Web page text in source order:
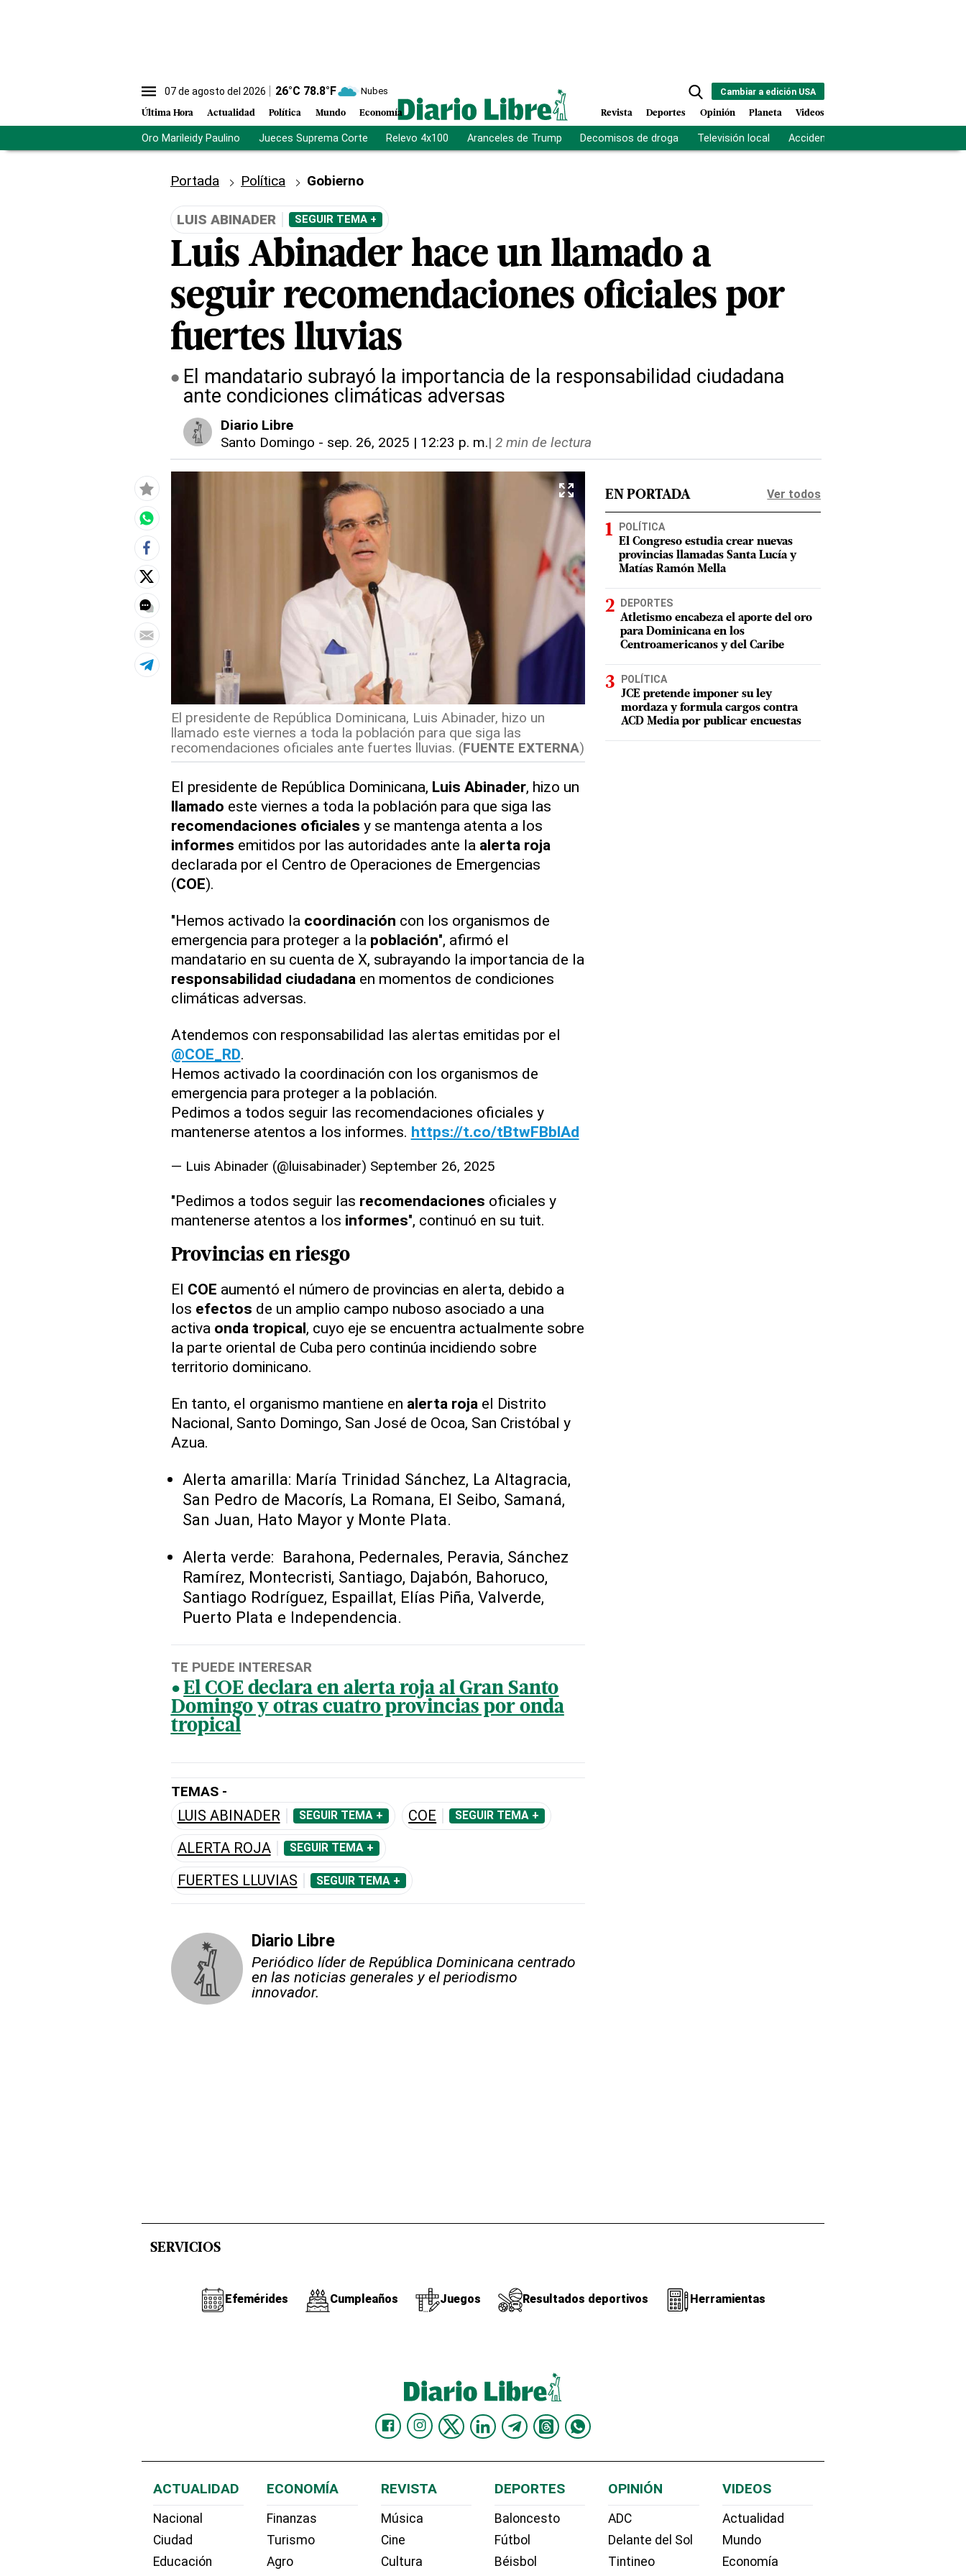
07 de agosto del 2026 26°C 78.8°F Nubes
Última Hora Actualidad Política Mundo Economía
Cambiar a edición USA
Revista Deportes Opinión Planeta Videos
Oro Marileidy Paulino Jueces Suprema Corte Relevo 4x100 Aranceles de Trump Decomisos de droga Televisión local Accidente Los Ríos
Portada Política Gobierno
LUIS ABINADER SEGUIR TEMA +
Luis Abinader hace un llamado a
seguir recomendaciones oficiales por
fuertes lluvias
El mandatario subrayó la importancia de la responsabilidad ciudadana
ante condiciones climáticas adversas
Diario Libre
Santo Domingo - sep. 26, 2025 | 12:23 p. m.| 2 min de lectura
El presidente de República Dominicana, Luis Abinader, hizo un
llamado este viernes a toda la población para que siga las
recomendaciones oficiales ante fuertes lluvias. (FUENTE EXTERNA)
El presidente de República Dominicana, Luis Abinader, hizo un
llamado este viernes a toda la población para que siga las
recomendaciones oficiales y se mantenga atenta a los
informes emitidos por las autoridades ante la alerta roja
declarada por el Centro de Operaciones de Emergencias
(COE).
"Hemos activado lacoordinación con los organismos de
emergencia para proteger a la población", afirmó el
mandatario en su cuenta de X, subrayando la importancia de la
responsabilidad ciudadanaen momentos de condiciones
climáticas adversas.
Atendemos con responsabilidad las alertas emitidas por el
@COE_RD.
Hemos activado la coordinación con los organismos de
emergencia para proteger a la población.
Pedimos a todos seguir las recomendaciones oficiales y
mantenerse atentos a los informes. https://t.co/tBtwFBblAd
— Luis Abinader (@luisabinader) September 26, 2025
"Pedimos a todos seguir las recomendaciones oficiales y
mantenerse atentos a los informes", continuó en su tuit.
Provincias en riesgo
El COE aumentó el número de provincias en alerta, debido a
los efectos de un amplio campo nuboso asociado a una
activa onda tropical, cuyo eje se encuentra actualmente sobre
la parte oriental de Cuba pero continúa incidiendo sobre
territorio dominicano.
En tanto, el organismo mantiene en alerta rojael Distrito
Nacional, Santo Domingo, San José de Ocoa, San Cristóbal y
Azua.
Alerta amarilla: María Trinidad Sánchez, La Altagracia,
San Pedro de Macorís, La Romana, El Seibo, Samaná,
San Juan, Hato Mayor y Monte Plata.
Alerta verde: Barahona, Pedernales, Peravia, Sánchez
Ramírez, Montecristi, Santiago, Dajabón, Bahoruco,
Santiago Rodríguez, Espaillat, Elías Piña, Valverde,
Puerto Plata e Independencia.
TE PUEDE INTERESAR
El COE declara en alerta roja al Gran Santo
Domingo y otras cuatro provincias por onda
tropical
TEMAS -
LUIS ABINADER SEGUIR TEMA + COE SEGUIR TEMA +
ALERTA ROJA SEGUIR TEMA +
FUERTES LLUVIAS SEGUIR TEMA +
Diario Libre
Periódico líder de República Dominicana centrado
en las noticias generales y el periodismo
innovador.
EN PORTADA Ver todos
POLÍTICA
El Congreso estudia crear nuevas
provincias llamadas Santa Lucía y
Matías Ramón Mella
DEPORTES
Atletismo encabeza el aporte del oro
para Dominicana en los
Centroamericanos y del Caribe
POLÍTICA
JCE pretende imponer su ley
mordaza y formula cargos contra
ACD Media por publicar encuestas
SERVICIOS
Efemérides Cumpleaños Juegos Resultados deportivos Herramientas
ACTUALIDAD
Nacional
Ciudad
Educación
ECONOMÍA
Finanzas
Turismo
Agro
REVISTA
Música
Cine
Cultura
DEPORTES
Baloncesto
Fútbol
Béisbol
OPINIÓN
ADC
Delante del Sol
Tintineo
VIDEOS
Actualidad
Mundo
Economía